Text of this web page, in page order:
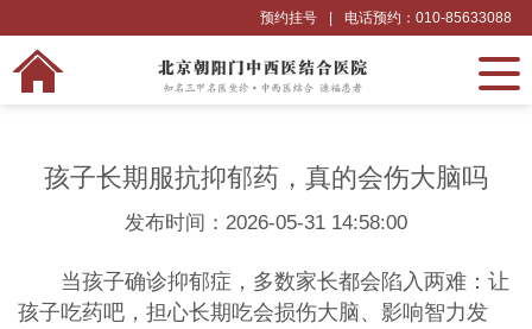
电话预约：010-85633088
预约挂号
孩子长期服抗抑郁药，真的会伤大脑吗
发布时间：2026-05-31 14:58:00
当孩子确诊抑郁症，多数家长都会陷入两难：让
孩子吃药吧，担心长期吃会损伤大脑、影响智力发